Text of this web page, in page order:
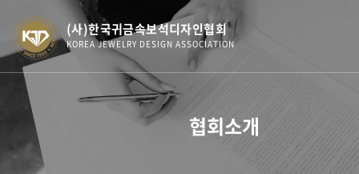
(사)한국귀금속보석디자인협회
KOREA JEWELRY DESIGN ASSOCIATION
협회소개